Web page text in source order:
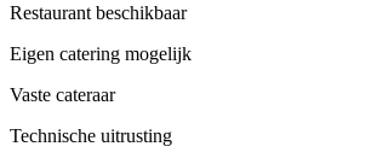
Restaurant beschikbaar
Eigen catering mogelijk
Vaste cateraar
Technische uitrusting